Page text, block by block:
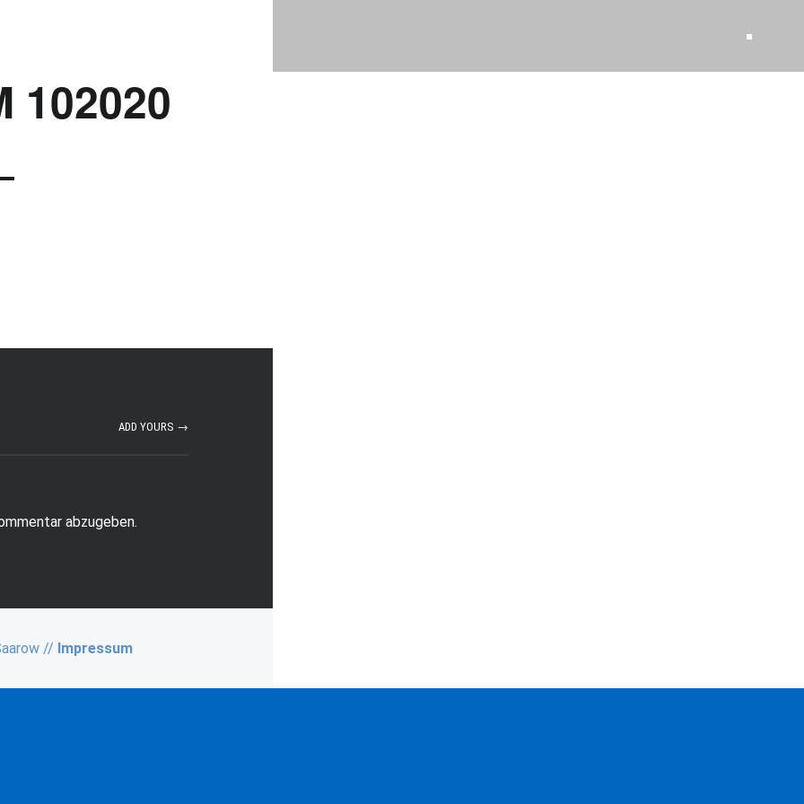
Bad Saarow Electric
102020
ADD YOURS →
abzugeben.
// Impressum